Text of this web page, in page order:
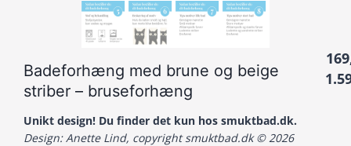
Badeforhæng med brune og beige
striber – bruseforhæng
Unikt design! Du finder det kun hos smuktbad.dk.
Design: Anette Lind, copyright smuktbad.dk © 2026